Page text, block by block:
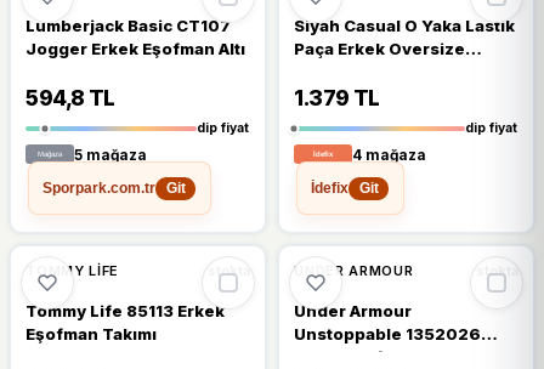
Lumberjack Basic CT107
Jogger Erkek Eşofman Altı
594,8 TL
dip fiyat
5 mağaza
Sporpark.com.tr
Git
Siyah Casual O Yaka Lastik
Paça Erkek Oversize
1.379 TL
dip fiyat
4 mağaza
İdefix
Git
%16
TOMMY LIFE stokta
Tommy Life 85113 Erkek
Eşofman Takımı
%17
UNDER ARMOUR stokta
Under Armour
Unstoppable 1352026
Erkek Eşofman Altı